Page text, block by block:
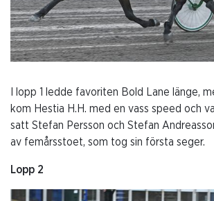
LOPP 6-
2023-02-10
LOPP 7-
LOPP 8--2023-
I lopp 1 ledde favoriten Bold Lane länge,
kom Hestia H.H. med en vass speed och
satt Stefan Persson och Stefan
av femårsstoet, som tog sin första seger.
Lopp 2